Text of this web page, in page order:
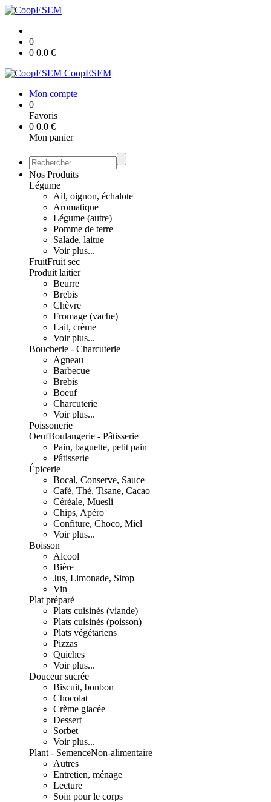
0
0 0.0 €
CoopESEM
Mon compte
0
Favoris
0 0.0 €
Mon panier
Nos Produits
Légume
Ail, oignon, échalote
Aromatique
Légume (autre)
Pomme de terre
Salade, laitue
Voir plus...
FruitFruit sec
Produit laitier
Beurre
Brebis
Chèvre
Fromage (vache)
Lait, crème
Voir plus...
Boucherie - Charcuterie
Agneau
Barbecue
Brebis
Boeuf
Charcuterie
Voir plus...
Poissonerie
OeufBoulangerie - Pâtisserie
Pain, baguette, petit pain
Pâtisserie
Épicerie
Bocal, Conserve, Sauce
Café, Thé, Tisane, Cacao
Céréale, Muesli
Chips, Apéro
Confiture, Choco, Miel
Voir plus...
Boisson
Alcool
Bière
Jus, Limonade, Sirop
Vin
Plat préparé
Plats cuisinés (viande)
Plats cuisinés (poisson)
Plats végétariens
Pizzas
Quiches
Voir plus...
Douceur sucrée
Biscuit, bonbon
Chocolat
Crème glacée
Dessert
Sorbet
Voir plus...
Plant - SemenceNon-alimentaire
Autres
Entretien, ménage
Lecture
Soin pour le corps